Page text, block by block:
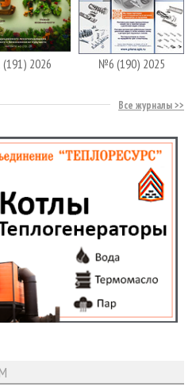
2026 №6 (190) 2025
Все журналы